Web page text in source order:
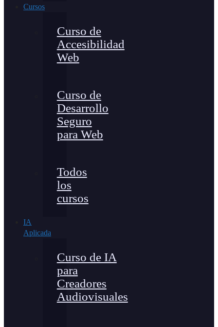
Cursos
Curso de
Accesibilidad
Web
Curso de
Desarrollo
Seguro
para Web
Todos
los
cursos
IA
Aplicada
Curso de IA
para
Creadores
Audiovisuales